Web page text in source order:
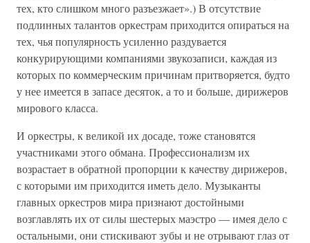
тех, кто слишком много разъезжает».) В отсутствие
подлинных талантов оркестрам приходится опираться на
тех, чья популярность усиленно раздувается
конкурирующими компаниями звукозаписи, каждая из
которых по коммерческим причинам притворяется, будто
у нее имеется в запасе десяток, а то и больше, дирижеров
мирового класса.
И оркестры, к великой их досаде, тоже становятся
участниками этого обмана. Профессионализм их
возрастает в обратной пропорции к качеству дирижеров,
с которыми им приходится иметь дело. Музыканты
главных оркестров мира признают достойными
возглавлять их от силы шестерых маэстро — имея дело с
остальными, они стискивают зубы и не отрывают глаз от